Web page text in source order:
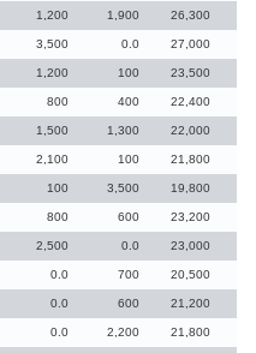
1,200 1,900 26,300
3,500 0.0 27,000
1,200 100 23,500
800 400 22,400
1,500 1,300 22,000
2,100 100 21,800
100 3,500 19,800
800 600 23,200
2,500 0.0 23,000
0.0 700 20,500
0.0 600 21,200
0.0 2,200 21,800